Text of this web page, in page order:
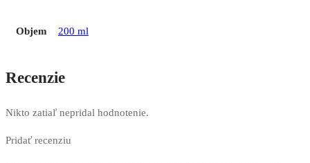
Objem 200 ml
Recenzie
Nikto zatiaľ nepridal hodnotenie.
Pridať recenziu